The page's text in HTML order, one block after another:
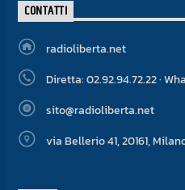
CONTATTI
radioliberta.net
Diretta: 02.92.94.72.22 ·
sito@radioliberta.net
via Bellerio 41, 20161,